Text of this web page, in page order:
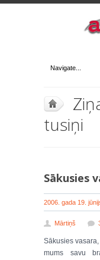
tusiņi
Sākusies
2006. gada 19.
Mārtiņš
Sākusies
mums savu